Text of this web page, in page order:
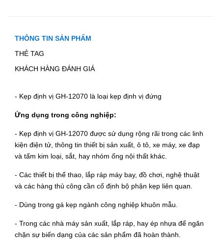
THÔNG TIN SẢN PHẨM
THẺ TAG
KHÁCH HÀNG ĐÁNH GIÁ
- Kẹp định vị GH-12070 là loại kẹp định vị đứng
Ứng dụng trong công nghiệp:
- Kẹp định vị GH-12070 được sử dụng rộng rãi trong các linh
kiện điện tử, thông tin thiết bị sản xuất, ô tô, xe máy, xe đạp
và tấm kim loại, sắt, hay nhóm ống nội thất khác.
- Các thiết bị thể thao, lắp ráp máy bay, đồ chơi, nghệ thuật
và các hàng thủ công cần cố định bộ phận kẹp liên quan.
- Dùng trong gá kẹp ngành công nghiệp khuôn mẫu.
- Trong các nhà máy sản xuất, lắp ráp, hay ép nhựa để ngăn
chặn sự biến dạng của các sản phẩm đã hoàn thành.